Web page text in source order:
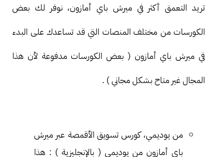
تريد التعمق أكثر في ميرش باي أمازون، نوفر لك بعض
الكورسات من مختلف المنصات التي قد تساعدك على البدء
في ميرش باي أمازون ( بعض الكورسات مدفوعة لأن هذا
المجال غير متاح بشكل مجاني ) .
من يوديمي، كورس تسويق الأقمصة عبر ميرش
باي أمازون من يوديمي ( بالإنجليزية ) : هذا